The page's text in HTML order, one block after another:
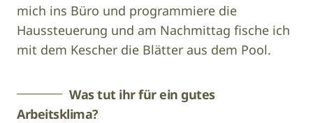
mich ins Büro und programmiere die
Haussteuerung und am Nachmittag fische ich
mit dem Kescher die Blätter aus dem Pool.
Was tut ihr für ein gutes
Arbeitsklima?